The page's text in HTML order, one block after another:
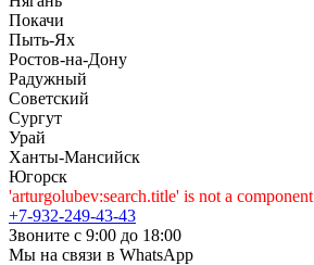
Покачи
Пыть-Ях
Рoстов-на-Дону
Радужный
Советский
Сургут
Урай
Ханты-Мансийск
Югорск
'arturgolubev:search.title' is not a component
+7-932-249-43-43
Звоните с 9:00 до 18:00
Мы на связи в WhatsApp